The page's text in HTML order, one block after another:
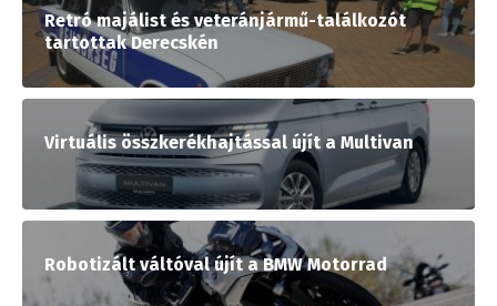
Retró majálist és veteránjármű-találkozót
tartottak Derecskén
Virtuális összkerékhajtással újít a Multivan
Robotizált váltóval újít a BMW Motorrad